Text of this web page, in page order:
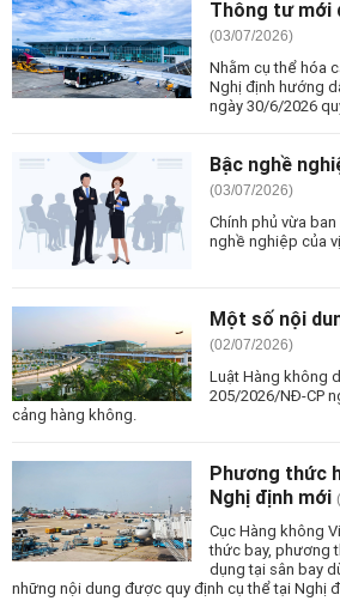
Thông tư mới
(03/07/2026)
Nhằm cụ thể hóa
Nghị định hướng
ngày 30/6/2026
Bậc nghề
(03/07/2026)
Chính phủ vừa
nghề nghiệp của
Một số nội
(02/07/2026)
Luật Hàng không
205/2026/NĐ-CP
cảng hàng không.
Phương thức
Nghị định mới
Cục Hàng không
thức bay, phương
dụng tại sân bay
những nội dung được quy định cụ thể tại Nghị